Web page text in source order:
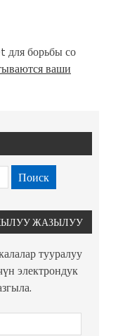
для борьбы со
ваши
ЖАЗЫЛУУ
тууралуу
электрондук